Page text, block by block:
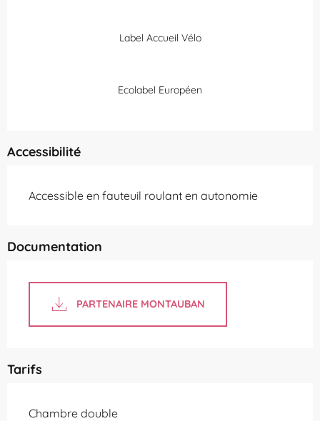
Label Accueil Vélo
Ecolabel Européen
Accessibilité
Accessible en fauteuil roulant en autonomie
Documentation
PARTENAIRE MONTAUBAN
Tarifs
Tarifs 2026
Chambre double